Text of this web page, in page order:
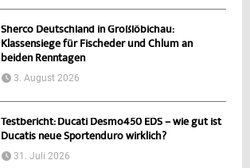
Sherco Deutschland in Großlöbichau:
Klassensiege für Fischeder und Chlum an
beiden Renntagen
3. August 2026
Testbericht: Ducati Desmo450 EDS – wie gut ist
Ducatis neue Sportenduro wirklich?
31. Juli 2026